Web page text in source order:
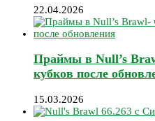
22.04.2026
Праймы в Null’s
кубков после
15.03.2026